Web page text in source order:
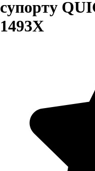
супорту
1493X